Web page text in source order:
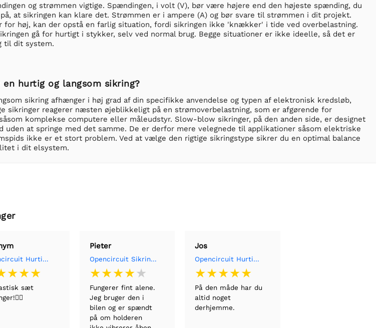
og strømmen vigtige. Spændingen, i volt (V), bør være højere end den højeste spænding, du
at sikringen kan klare det. Strømmen er i ampere (A) og bør svare til strømmen i dit projekt.
for høj, kan der opstå en farlig situation, fordi sikringen ikke 'knækker' i tide ved overbelastning.
gå for hurtigt i stykker, selv ved normal brug. Begge situationer er ikke ideelle, så det er
til dit system.
hurtig og langsom sikring?
sikring afhænger i høj grad af din specifikke anvendelse og typen af elektronisk kredsløb,
sikringer reagerer næsten øjeblikkeligt på en strømoverbelastning, som er afgørende for
komplekse computere eller måleudstyr. Slow-blow sikringer, på den anden side, er designet
uden at springe med det samme. De er derfor mere velegnede til applikationer såsom elektriske
ikke er et stort problem. Ved at vælge den rigtige sikringstype sikrer du en optimal balance
i dit elsystem.
Opencircuit Hurtig sikringssæt 0,2A - 15A
sæt
Pieter
Opencircuit Sikringsholder med ledning (22AWG)
Fungerer fint alene.
Jeg bruger den i
bilen og er spændt
på om holderen
Jos
Opencircuit Hurtig sikringssæt 0,2A - 15A
På den måde har du
altid noget
derhjemme.